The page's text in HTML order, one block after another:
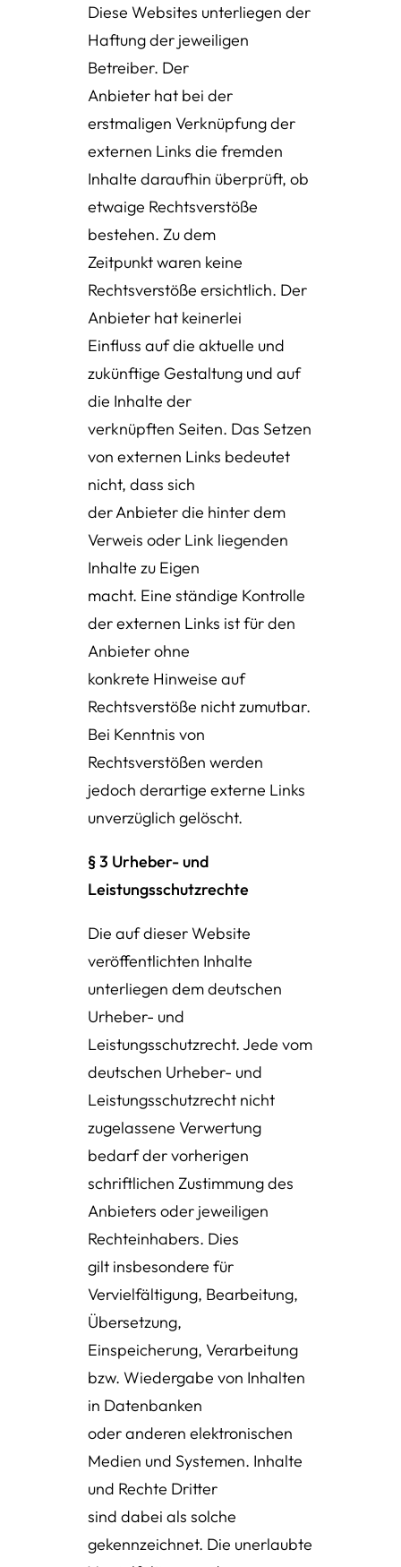
Diese Websites unterliegen der
Haftung der jeweiligen
Betreiber. Der
Anbieter hat bei der
erstmaligen Verknüpfung der
externen Links die fremden
Inhalte daraufhin überprüft, ob
etwaige Rechtsverstöße
bestehen. Zu dem
Zeitpunkt waren keine
Rechtsverstöße ersichtlich. Der
Anbieter hat keinerlei
Einfluss auf die aktuelle und
zukünftige Gestaltung und auf
die Inhalte der
verknüpften Seiten. Das Setzen
von externen Links bedeutet
nicht, dass sich
der Anbieter die hinter dem
Verweis oder Link liegenden
Inhalte zu Eigen
macht. Eine ständige Kontrolle
der externen Links ist für den
Anbieter ohne
konkrete Hinweise auf
Rechtsverstöße nicht zumutbar.
Bei Kenntnis von
Rechtsverstößen werden
jedoch derartige externe Links
unverzüglich gelöscht.
§ 3 Urheber- und
Leistungsschutzrechte
Die auf dieser Website
veröffentlichten Inhalte
unterliegen dem deutschen
Urheber- und
Leistungsschutzrecht. Jede vom
deutschen Urheber- und
Leistungsschutzrecht nicht
zugelassene Verwertung
bedarf der vorherigen
schriftlichen Zustimmung des
Anbieters oder jeweiligen
Rechteinhabers. Dies
gilt insbesondere für
Vervielfältigung, Bearbeitung,
Übersetzung,
Einspeicherung, Verarbeitung
bzw. Wiedergabe von Inhalten
in Datenbanken
oder anderen elektronischen
Medien und Systemen. Inhalte
und Rechte Dritter
sind dabei als solche
gekennzeichnet. Die unerlaubte